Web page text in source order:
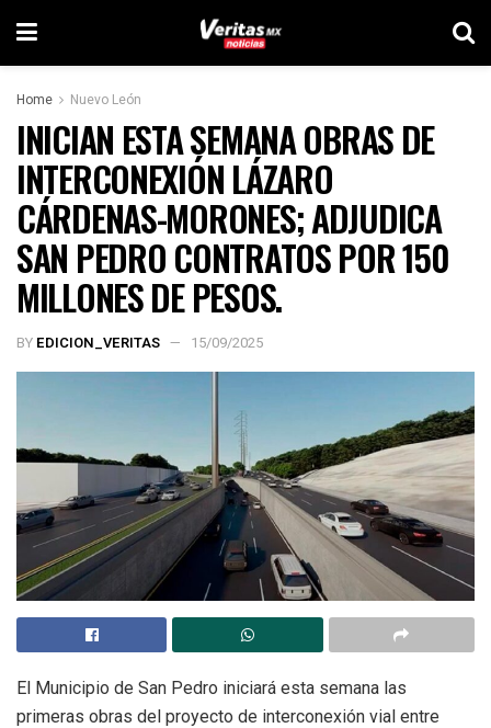
Home Nuevo León
INICIAN ESTA SEMANA OBRAS DE
INTERCONEXIÓN LÁZARO
CÁRDENAS-MORONES; ADJUDICA
SAN PEDRO CONTRATOS POR 150
MILLONES DE PESOS.
BY EDICION_VERITAS 15/09/2025
El Municipio de San Pedro iniciará esta semana las
primeras obras del proyecto de interconexión vial entre